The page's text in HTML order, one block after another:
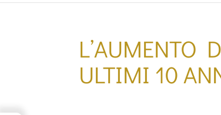
L’AUMENTO
ULTIMI 10